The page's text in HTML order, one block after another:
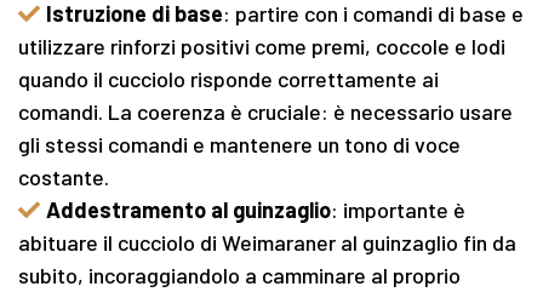
Istruzione di base: partire con i comandi di base e
utilizzare rinforzi positivi come premi, coccole e lodi
quando il cucciolo risponde correttamente ai
comandi. La coerenza è cruciale: è necessario usare
gli stessi comandi e mantenere un tono di voce
costante.
Addestramento al guinzaglio: importante è
abituare il cucciolo di Weimaraner al guinzaglio fin da
subito, incoraggiandolo a camminare al proprio